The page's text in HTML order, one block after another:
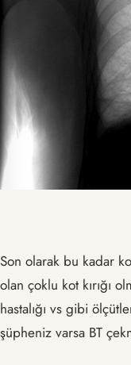
Son olarak bu kadar
olan çoklu kot kırığı
hastalığı vs gibi
şüpheniz varsa BT